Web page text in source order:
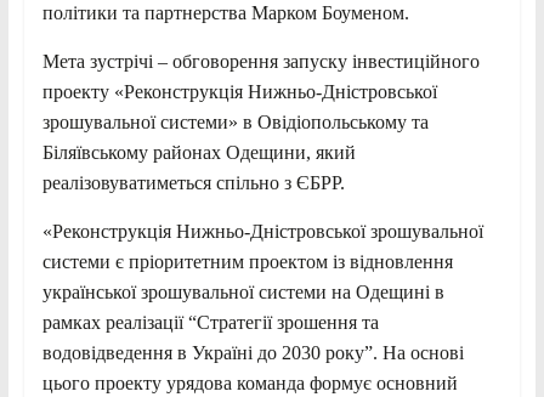
політики та партнерства Марком Боуменом.
Мета зустрічі – обговорення запуску інвестиційного
проекту «Реконструкція Нижньо-Дністровської
зрошувальної системи» в Овідіопольському та
Біляївському районах Одещини, який
реалізовуватиметься спільно з ЄБРР.
«Реконструкція Нижньо-Дністровської зрошувальної
системи є пріоритетним проектом із відновлення
української зрошувальної системи на Одещині в
рамках реалізації “Стратегії зрошення та
водовідведення в Україні до 2030 року”. На основі
цього проекту урядова команда формує основний